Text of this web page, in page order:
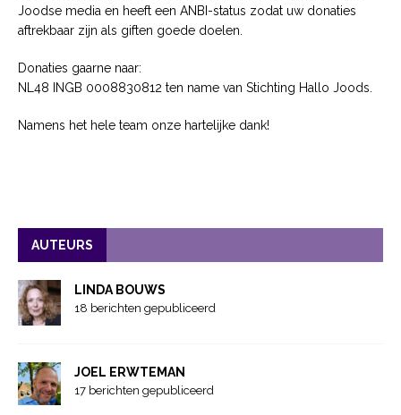
Joodse media en heeft een ANBI-status zodat uw donaties
aftrekbaar zijn als giften goede doelen.
Donaties gaarne naar:
NL48 INGB 0008830812 ten name van Stichting Hallo Joods.
Namens het hele team onze hartelijke dank!
AUTEURS
LINDA BOUWS
18 berichten gepubliceerd
JOEL ERWTEMAN
17 berichten gepubliceerd